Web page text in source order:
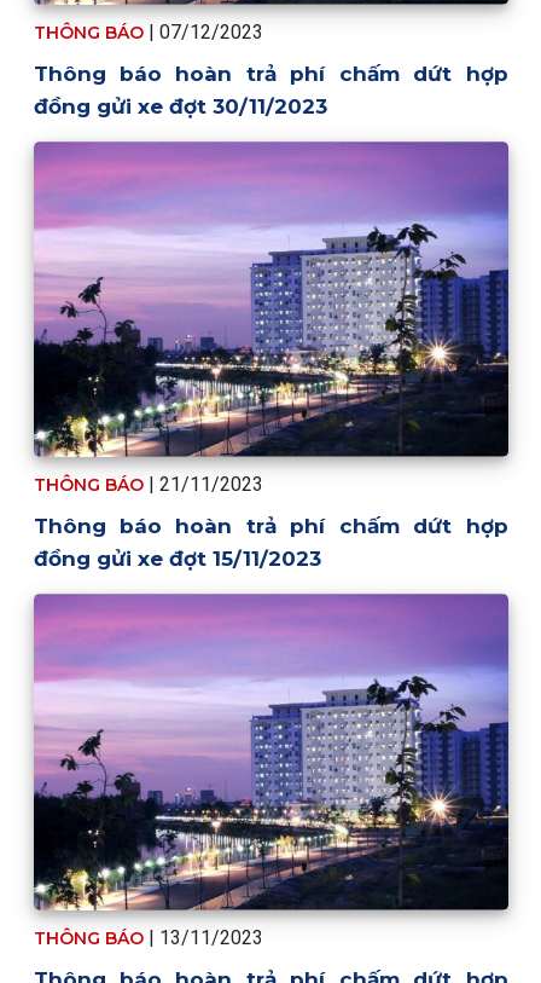
THÔNG BÁO | 07/12/2023
Thông báo hoàn trả phí chấm dứt hợp
đồng gửi xe đợt 30/11/2023
THÔNG BÁO | 21/11/2023
Thông báo hoàn trả phí chấm dứt hợp
đồng gửi xe đợt 15/11/2023
THÔNG BÁO | 13/11/2023